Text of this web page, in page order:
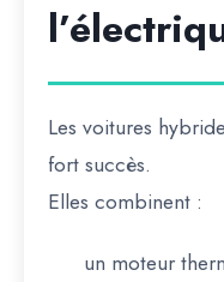
Les voitures
fort succès.
Elles combinent :
un moteur